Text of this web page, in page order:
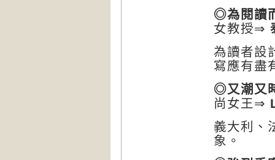
◎為閱讀
女教授⇒
為讀者設
寫應有盡
◎又潮又
尚女王⇒
義大利、
象。